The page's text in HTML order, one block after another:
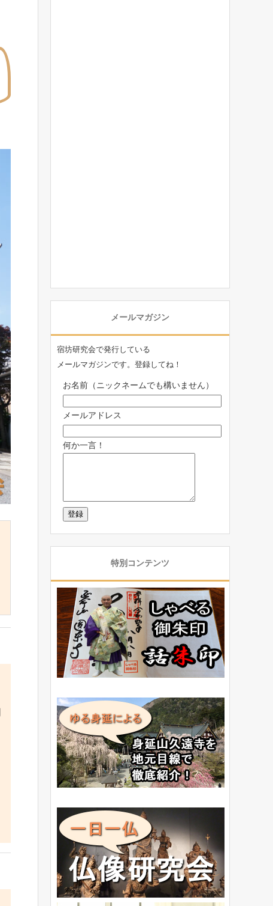
メールマガジン
宿坊研究会で発行している
メールマガジンです。登録してね！
お名前（ニックネームでも構いません）
メールアドレス
何か一言！
特別コンテンツ